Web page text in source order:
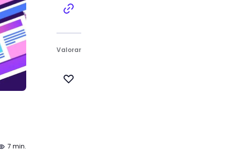
7 min.
Valorar